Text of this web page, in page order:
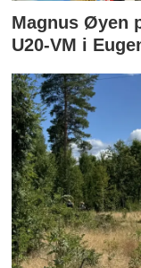
Magnus Øyen
U20-VM i